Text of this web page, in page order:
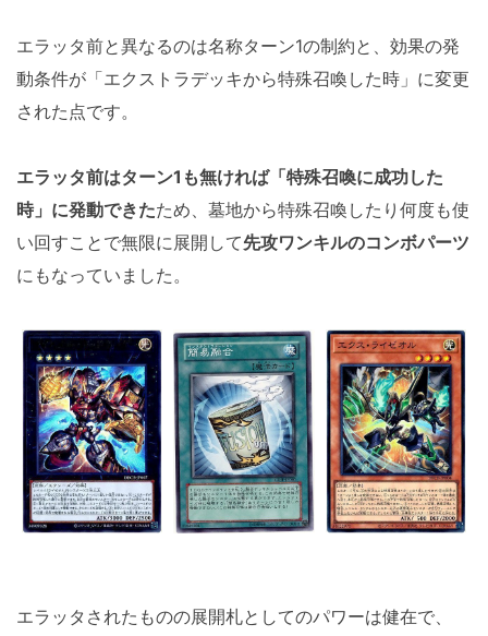
エラッタ前と異なるのは名称ターン1の制約と、効果の発
動条件が「エクストラデッキから特殊召喚した時」に変更
された点です。
エラッタ前はターン1も無ければ「特殊召喚に成功した
時」に発動できたため、墓地から特殊召喚したり何度も使
い回すことで無限に展開して先攻ワンキルのコンボパーツ
にもなっていました。
エラッタされたものの展開札としてのパワーは健在で、